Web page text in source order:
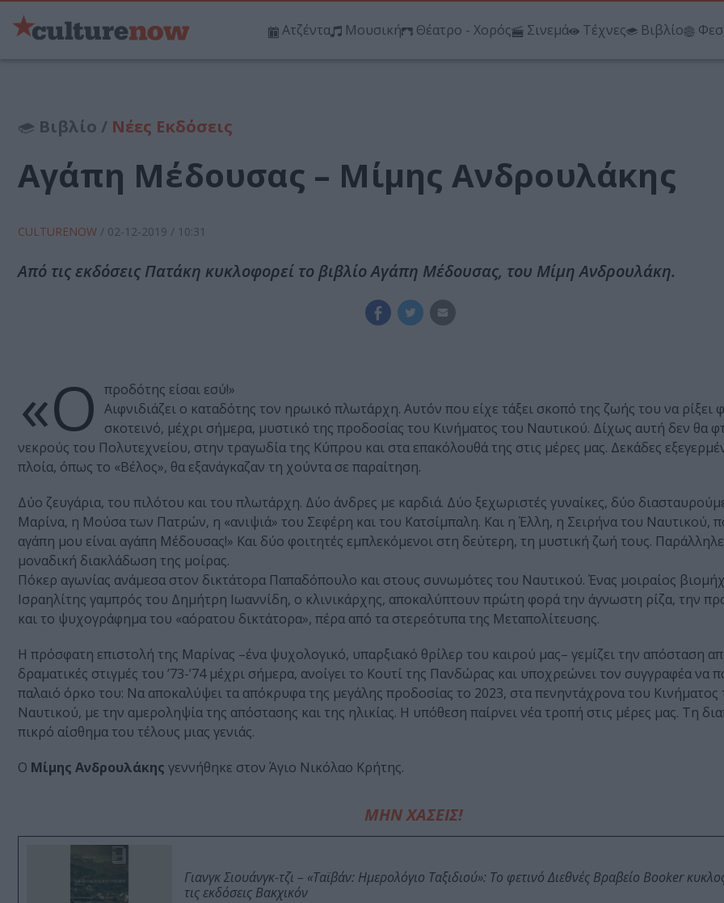
Ατζέντα Μουσική Θέατρο - Χορός Σινεμά Τέχνες Βιβλίο
Βιβλίο / Νέες Εκδόσεις
Αγάπη Μέδουσας – Μίμης Ανδρουλάκης
CULTURENOW / 02-12-2019 / 10:31
Από τις εκδόσεις Πατάκη κυκλοφορεί το βιβλίο Αγάπη Μέδουσας, του Μίμη Ανδρουλάκη.
«Ο προδότης είσαι εσύ!»
Aιφνιδιάζει ο καταδότης τον ηρωικό πλωτάρχη. Αυτόν που είχε τάξει σκοπό της ζωής του να ρίξει
σκοτεινό, μέχρι σήμερα, μυστικό της προδοσίας του Κινήματος του Ναυτικού. Δίχως αυτή δεν θα
νεκρούς του Πολυτεχνείου, στην τραγωδία της Κύπρου και στα επακόλουθά της στις μέρες μας. Δεκάδες
πλοία, όπως το «Βέλος», θα εξανάγκαζαν τη χούντα σε παραίτηση.
Δύο ζευγάρια, του πιλότου και του πλωτάρχη. Δύο άνδρες με καρδιά. Δύο ξεχωριστές γυναίκες, δύο
Μαρίνα, η Μούσα των Πατρών, η «ανιψιά» του Σεφέρη και του Κατσίμπαλη. Και η Έλλη, η Σειρήνα του Ναυτικού,
αγάπη μου είναι αγάπη Μέδουσας!» Και δύο φοιτητές εμπλεκόμενοι στη δεύτερη, τη μυστική ζωή τους.
μοναδική διακλάδωση της μοίρας.
Πόκερ αγωνίας ανάμεσα στον δικτάτορα Παπαδόπουλο και στους συνωμότες του Ναυτικού. Ένας μοιραίος
Ισραη­λίτης γαμπρός του Δημήτρη Ιωαννίδη, ο κλινικάρχης, αποκαλύπτουν πρώτη φορά την άγνωστη ρίζα, την
και το ψυχογράφημα του «αόρατου δικτάτορα», πέρα από τα στερεότυπα της Μεταπολίτευσης.
Η πρόσφατη επιστολή της Μαρίνας –ένα ψυχολογικό, υπαρξιακό θρίλερ του καιρού μας– γεμίζει την απόσταση
δραματικές στιγμές του ’73-’74 μέχρι σήμερα, ανοίγει το Κουτί της Πανδώρας και υποχρεώνει τον συγγραφέα να
παλαιό όρκο του: Να αποκαλύψει τα απόκρυφα της μεγάλης προδοσίας το 2023, στα πενηντάχρονα του Κινήματος
Ναυτικού, με την αμεροληψία της απόστασης και της ηλικίας. H υπόθεση παίρνει νέα τροπή στις μέρες μας. Τη
πικρό αίσθημα του τέλους μιας γενιάς.
Ο Μίμης Ανδρουλάκης γεννήθηκε στον Άγιο Νικόλαο Κρήτης.
ΜΗΝ ΧΑΣΕΙΣ!
Γιανγκ Σιουάνγκ-τζι – «Ταϊβάν: Ημερολόγιο Ταξιδιού»: Το φετινό Διεθνές Βραβείο Booker
τις εκδόσεις Βακχικόν